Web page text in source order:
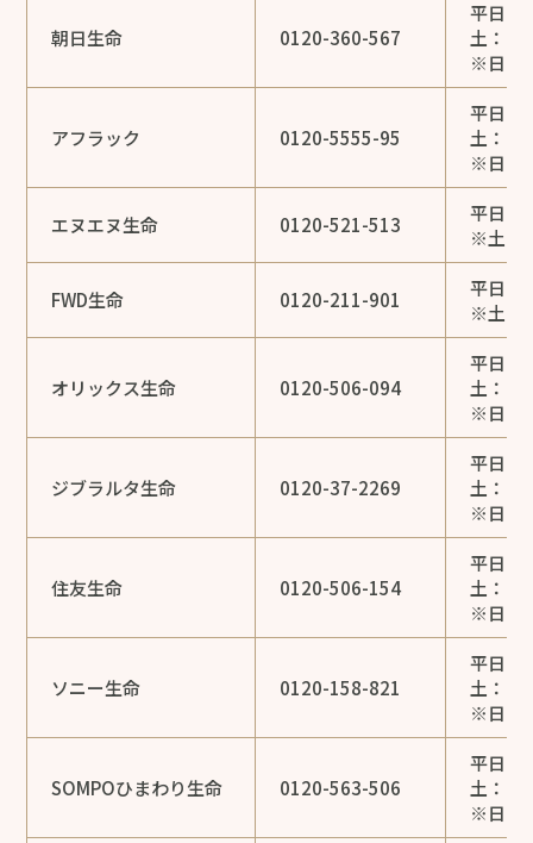
朝日生命 0120-360-567
平日：
土：
※日・
アフラック 0120-5555-95
平日：
土：
※日・
エヌエヌ生命 0120-521-513
平日：
※土・
FWD生命 0120-211-901
平日：
※土・
オリックス生命 0120-506-094
平日：
土：
※日・
ジブラルタ生命 0120-37-2269
平日：
土：
※日・
住友生命 0120-506-154
平日：
土：
※日・
ソニー生命 0120-158-821
平日：
土：
※日・
SOMPOひまわり生命 0120-563-506
平日：
土：
※日・